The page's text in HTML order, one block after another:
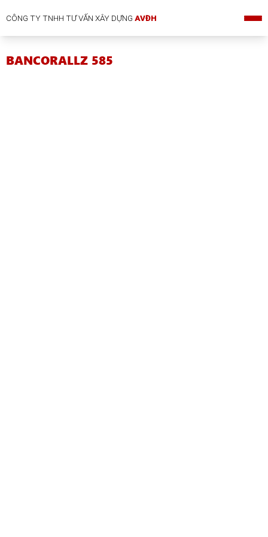
CÔNG TY TNHH TƯ VẤN XÂY DỰNGAVĐH
BANCORALLZ 585